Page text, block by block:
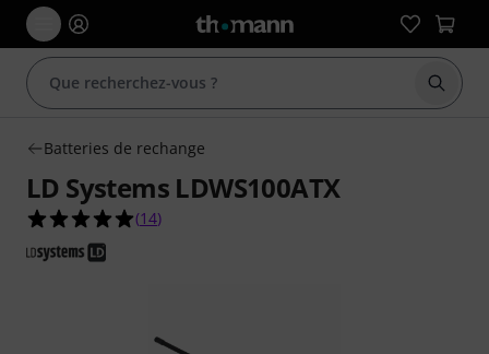
Batteries de rechange
LD Systems LDWS100ATX
5.0 étoiles sur 5 d'après 14 évaluations clients
(14)